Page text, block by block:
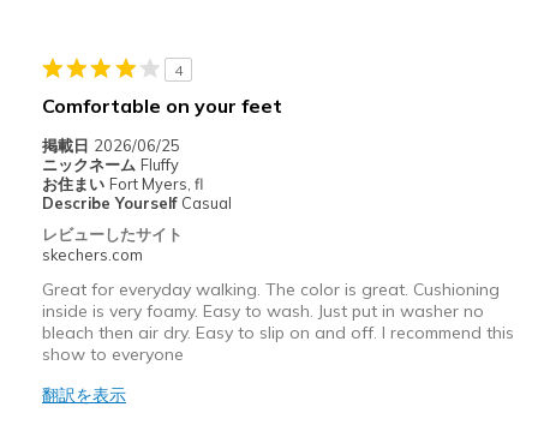
Width
Sizing
Feels true to size
4
Comfortable on your feet
掲載日 2026/06/25
ニックネーム Fluffy
お住まい Fort Myers, fl
Describe Yourself Casual
レビューしたサイト
skechers.com
Great for everyday walking. The color is great. Cushioning
inside is very foamy. Easy to wash. Just put in washer no
bleach then air dry. Easy to slip on and off. I recommend this
show to everyone
翻訳を表示